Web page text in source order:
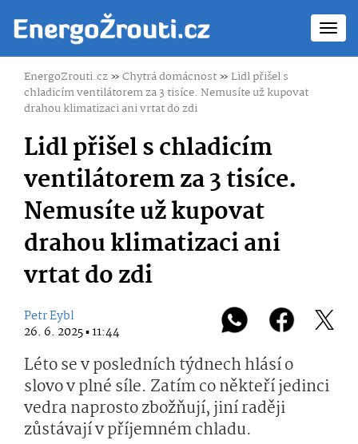
EnergoZrouti.cz»Chytrá domácnost»Lidl přišel s
chladicím ventilátorem za 3 tisíce. Nemusíte už kupovat
drahou klimatizaci ani vrtat do zdi
Lidl přišel s chladicím
ventilátorem za 3 tisíce.
Nemusíte už kupovat
drahou klimatizaci ani
vrtat do zdi
Petr Eybl
26. 6. 2025 ▪ 11:44
Léto se v posledních týdnech hlásí o
slovo v plné síle. Zatím co někteří jedinci
vedra naprosto zbožňují, jiní raději
zůstávají v příjemném chladu.